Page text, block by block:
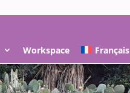
Workspace Français